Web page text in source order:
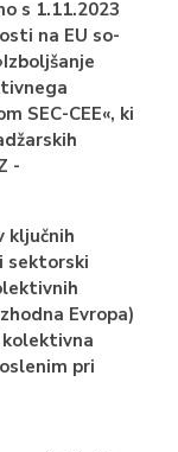
s 1.11.2023
na EU so-
SEC-CEE«, ki
-
ključnih
sektorski
Evropa)
pri